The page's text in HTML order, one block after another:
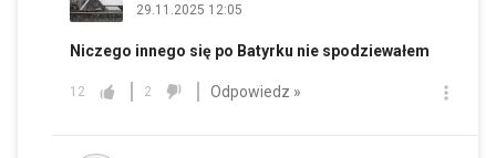
29.11.2025 12:05
Niczego innego się po Batyrku nie spodziewałem
12 2 Odpowiedz »